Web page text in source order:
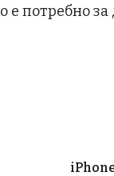
потребно за